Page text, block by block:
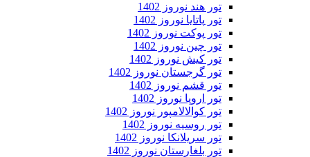
تور هند نوروز 1402
تور پاتایا نوروز 1402
تور پوکت نوروز 1402
تور چین نوروز 1402
تور کیش نوروز 1402
تور گرجستان نوروز 1402
تور قشم نوروز 1402
تور اروپا نوروز 1402
تور کوالالامپور نوروز 1402
تور روسیه نوروز 1402
تور سریلانکا نوروز 1402
تور بلغارستان نوروز 1402